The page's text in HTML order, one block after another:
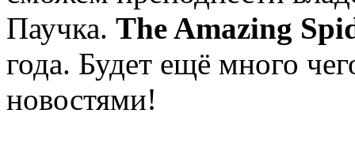
Паучка. The Amazing
года. Будет ещё много
новостями!